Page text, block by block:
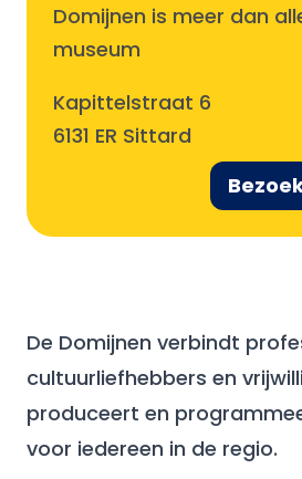
Domijnen is meer dan
museum
Kapittelstraat 6
6131 ER Sittard
De Domijnen verbindt
cultuurliefhebbers en
produceert en
voor iedereen in de regio.